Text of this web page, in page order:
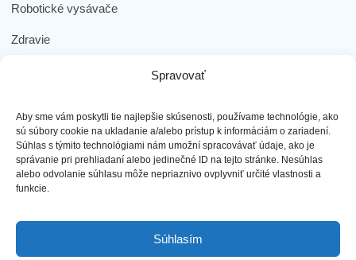
Spravovať
Aby sme vám poskytli tie najlepšie skúsenosti, používame technológie, ako
sú súbory cookie na ukladanie a/alebo prístup k informáciám o zariadení.
Súhlas s týmito technológiami nám umožní spracovávať údaje, ako je
správanie pri prehliadaní alebo jedinečné ID na tejto stránke. Nesúhlas
alebo odvolanie súhlasu môže nepriaznivo ovplyvniť určité vlastnosti a
funkcie.
Súhlasím
Robotické vysávače
Zdravie
Dôležité odkazy
Obchodné podmienky
Ochrana osobných údajov
Doprava a platba
Reklamácia tovaru